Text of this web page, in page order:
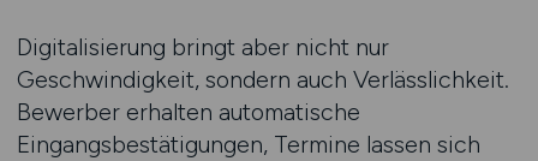
Digitalisierung bringt aber nicht nur
Geschwindigkeit, sondern auch Verlässlichkeit.
Bewerber erhalten automatische
Eingangsbestätigungen, Termine lassen sich